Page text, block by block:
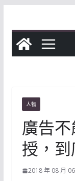
content
人物
廣告
授，到
2018 年 08 月